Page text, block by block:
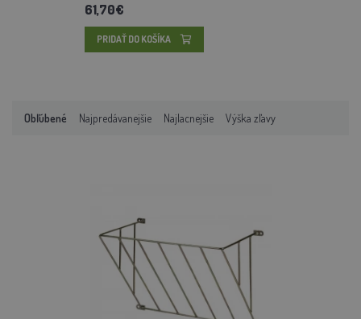
61,70€
PRIDAŤ DO KOŠÍKA
Obľúbené Najpredávanejšie Najlacnejšie Výška zľavy